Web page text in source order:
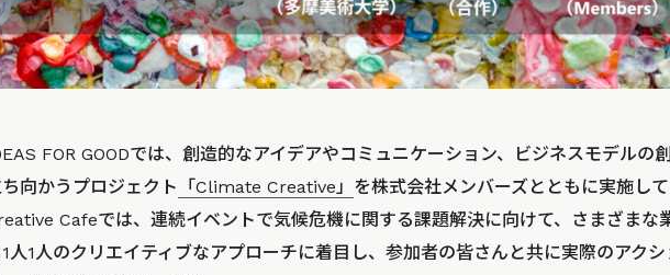
FOR GOODでは、創造的なアイデアやコミュニケーション、ビジネスモデルの
向かうプロジェクト
「Climate Creative」 を株式会社メンバーズとともに実施し
Cafeでは、連続イベントで気候危機に関する課題解決に向けて、さまざまな
人1人のクリエイティブなアプローチに着目し、参加者の皆さんと共に実際のアク